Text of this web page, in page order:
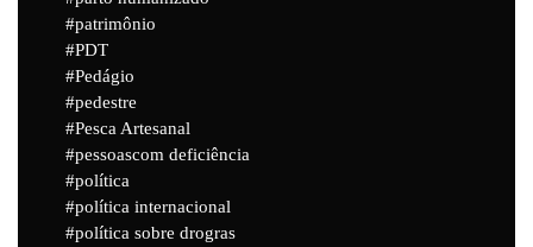
patrimônio
PDT
Pedágio
pedestre
Pesca Artesanal
pessoascom deficiência
política
política internacional
política sobre drogras